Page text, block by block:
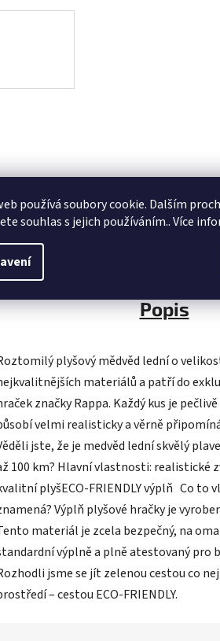
používá soubory cookie. Dalším
souhlas s jejich používáním.. Více
Popis
plyšový mědvěd lední o
materiálů a patří do
značky Rappa. Každý kus je
velmi realisticky a věrně
jste, že je medvěd lední skvělý
100 km? Hlavní vlastnosti: realistické
plyšECO-FRIENDLY výplň Co to
Výplň plyšové hračky je
materiál je zcela bezpečný, na
výplně a plně atestovaný pro
jsme se jít zelenou cestou co
– cestou ECO‑FRIENDLY.